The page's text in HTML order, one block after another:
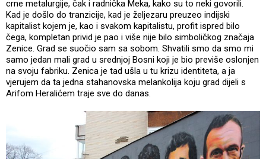
crne metalurgije, čak i radnička Meka, kako su to neki govorili.
Kad je došlo do tranzicije, kad je željezaru preuzeo indijski
kapitalist kojem je, kao i svakom kapitalistu, profit ispred bilo
čega, kompletan privid je pao i više nije bilo simboličkog značaja
Zenice. Grad se suočio sam sa sobom. Shvatili smo da smo mi
samo jedan mali grad u srednjoj Bosni koji je bio previše oslonjen
na svoju fabriku. Zenica je tad ušla u tu krizu identiteta, a ja
vjerujem da ta jedna stahanovska melankolija koju grad dijeli s
Arifom Heralićem traje sve do danas.